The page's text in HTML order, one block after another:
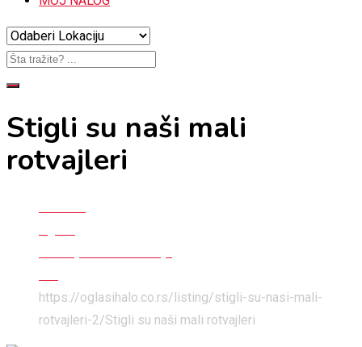
Stigli su naši mali
rotvajleri
https://oglasihalo.co.rs/listing/stigli-su-nasi-mali-
rotvajleri-2/Stigli su naši mali rotvajleri